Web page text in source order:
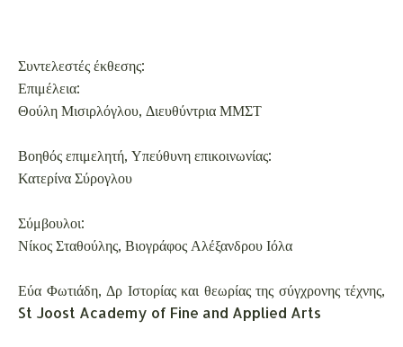
Συντελεστές έκθεσης:
Επιμέλεια:
Θούλη Μισιρλόγλου, Διευθύντρια ΜΜΣΤ
Βοηθός επιμελητή, Υπεύθυνη επικοινωνίας:
Κατερίνα Σύρογλου
Σύμβουλοι:
Νίκος Σταθούλης, Βιογράφος Αλέξανδρου Ιόλα
Εύα Φωτιάδη, Δρ Ιστορίας και θεωρίας της σύγχρονης τέχνης,
St Joost Academy of Fine and Applied Arts